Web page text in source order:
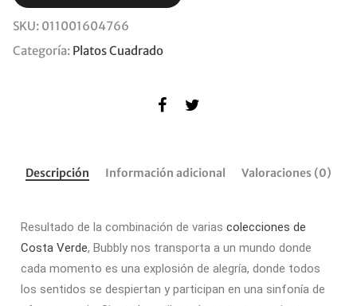
SKU: 011001604766
Categoría: Platos Cuadrado
Descripción Información adicional Valoraciones (0)
Resultado de la combinación de varias colecciones de
Costa Verde, Bubbly nos transporta a un mundo donde
cada momento es una explosión de alegría, donde todos
los sentidos se despiertan y participan en una sinfonía de